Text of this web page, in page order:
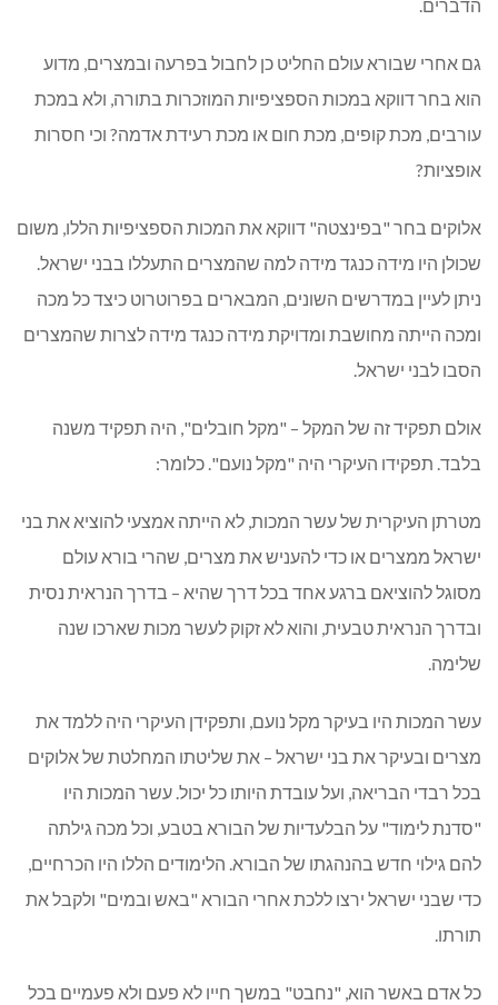
הדברים.
גם אחרי שבורא עולם החליט כן לחבול בפרעה ובמצרים, מדוע
הוא בחר דווקא במכות הספציפיות המוזכרות בתורה, ולא במכת
עורבים, מכת קופים, מכת חום או מכת רעידת אדמה? וכי חסרות
אופציות?
אלוקים בחר "בפינצטה" דווקא את המכות הספציפיות הללו, משום
שכולן היו מידה כנגד מידה למה שהמצרים התעללו בבני ישראל.
ניתן לעיין במדרשים השונים, המבארים בפרוטרוט כיצד כל מכה
ומכה הייתה מחושבת ומדויקת מידה כנגד מידה לצרות שהמצרים
הסבו לבני ישראל.
אולם תפקיד זה של המקל – "מקל חובלים", היה תפקיד משנה
בלבד. תפקידו העיקרי היה "מקל נועם". כלומר:
מטרתן העיקרית של עשר המכות, לא הייתה אמצעי להוציא את בני
ישראל ממצרים או כדי להעניש את מצרים, שהרי בורא עולם
מסוגל להוציאם ברגע אחד בכל דרך שהיא – בדרך הנראית נסית
ובדרך הנראית טבעית, והוא לא זקוק לעשר מכות שארכו שנה
שלימה.
עשר המכות היו בעיקר מקל נועם, ותפקידן העיקרי היה ללמד את
מצרים ובעיקר את בני ישראל – את שליטתו המחלטת של אלוקים
בכל רבדי הבריאה, ועל עובדת היותו כל יכול. עשר המכות היו
"סדנת לימוד" על הבלעדיות של הבורא בטבע, וכל מכה גילתה
להם גילוי חדש בהנהגתו של הבורא. הלימודים הללו היו הכרחיים,
כדי שבני ישראל ירצו ללכת אחרי הבורא "באש ובמים" ולקבל את
תורתו.
כל אדם באשר הוא, "נחבט" במשך חייו לא פעם ולא פעמיים בכל